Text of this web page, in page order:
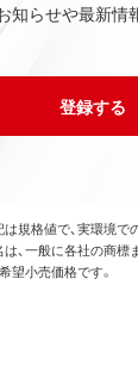
知らせや最新情
登録する
規格値で、実環境で
、一般に各社の商標
望小売価格です。